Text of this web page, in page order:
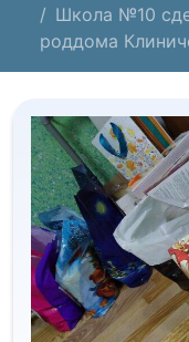
Школа №10
роддома